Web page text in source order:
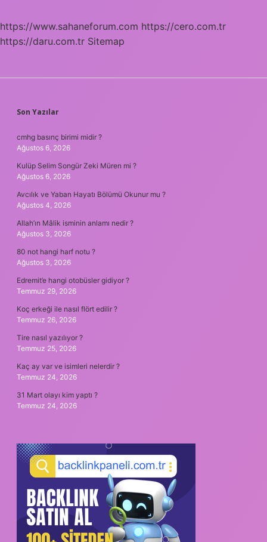
https://www.sahaneforum.com https://cero.com.tr
https://daru.com.tr Sitemap
SIDEBAR
Son Yazılar
cmhg basınç birimi midir ?
Ağustos 6, 2026
Kulüp Selim Songür Zeki Müren mi ?
Ağustos 6, 2026
Avcılık ve Yaban Hayatı Bölümü Okunur mu ?
Ağustos 4, 2026
Allah’ın Mâlik isminin anlamı nedir ?
Ağustos 3, 2026
80 not hangi harf notu ?
Ağustos 3, 2026
Edremit’e hangi otobüsler gidiyor ?
Temmuz 29, 2026
Koç erkeği ile nasıl flört edilir ?
Temmuz 26, 2026
Tire nasıl yazılıyor ?
Temmuz 25, 2026
Kaç ay var ve isimleri nelerdir ?
Temmuz 24, 2026
31 Mart olayı kim yaptı ?
Temmuz 24, 2026